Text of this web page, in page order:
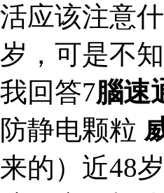
活应该注意
岁，可是不
我回答7腦速
防静电颗粒
来的）近48